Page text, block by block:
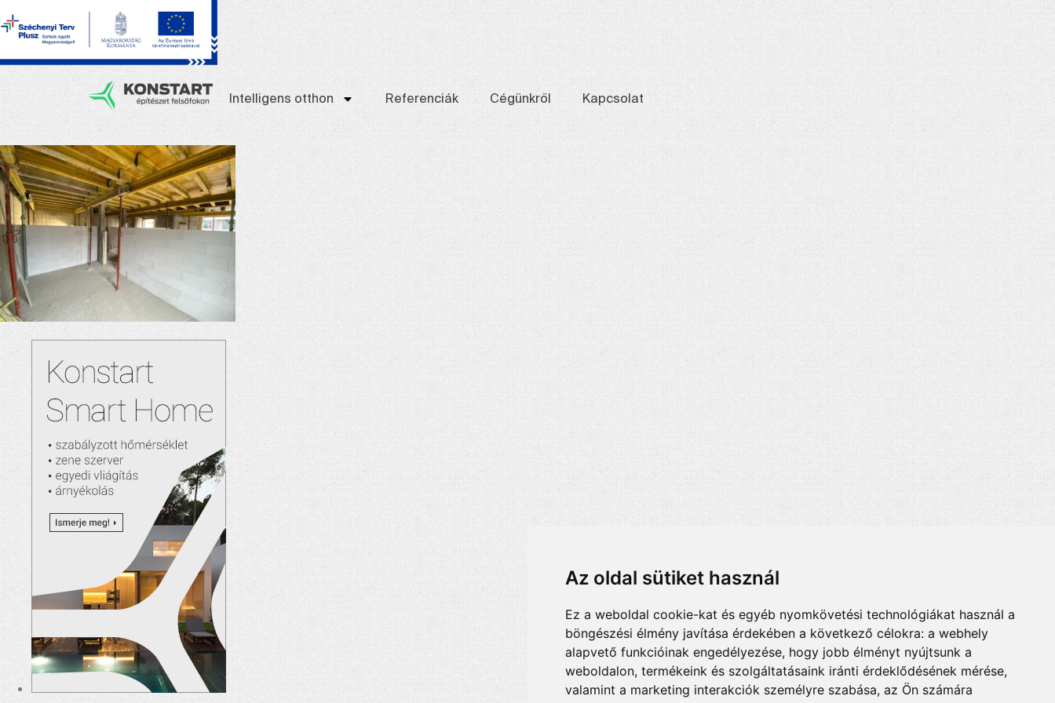
Az oldal sütiket használ
Ez a weboldal cookie-kat és egyéb nyomkövetési technológiákat használ a
böngészési élmény javítása érdekében a következő célokra: a webhely
alapvető funkcióinak engedélyezése, hogy jobb élményt nyújtsunk a
weboldalon, termékeink és szolgáltatásaink iránti érdeklődésének mérése,
valamint a marketing interakciók személyre szabása, az Ön számára
Intelligens otthon Referenciák Cégünkről Kapcsolat